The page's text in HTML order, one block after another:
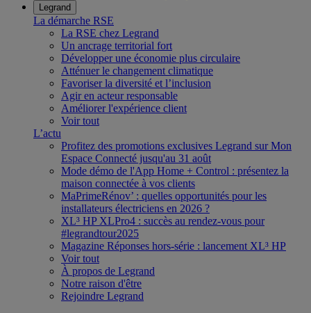
Legrand
La démarche RSE
La RSE chez Legrand
Un ancrage territorial fort
Développer une économie plus circulaire
Atténuer le changement climatique
Favoriser la diversité et l’inclusion
Agir en acteur responsable
Améliorer l'expérience client
Voir tout
L’actu
Profitez des promotions exclusives Legrand sur Mon
Espace Connecté jusqu'au 31 août
Mode démo de l'App Home + Control : présentez la
maison connectée à vos clients
MaPrimeRénov’ : quelles opportunités pour les
installateurs électriciens en 2026 ?
XL³ HP XLPro4 : succès au rendez-vous pour
#legrandtour2025
Magazine Réponses hors-série : lancement XL³ HP
Voir tout
À propos de Legrand
Notre raison d'être
Rejoindre Legrand